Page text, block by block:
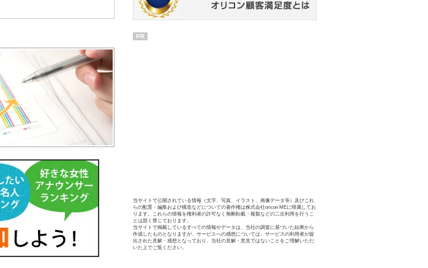
PR
当サイトで公開されている情報（文字、写真、イラスト、画像データ等）及びこれ
らの配置・編集および構造などについての著作権は株式会社oricon MEに帰属してお
ります。これらの情報を権利者の許可なく無断転載・複製などの二次利用を行うこ
とは固く禁じております。
当サイトで掲載しているすべての情報やデータは、当社の調査に基づいた結果から
作成したものとなりますが、サービスへの感想については、サービスの利用者が提
出された見解・感想となっており、当社の見解・意見ではないことをご理解いただ
いた上でご覧ください。